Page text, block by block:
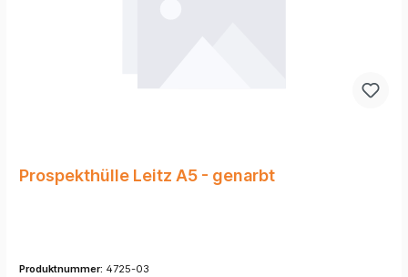
Prospekthülle Leitz A5 - genarbt
Produktnummer: 4725-03